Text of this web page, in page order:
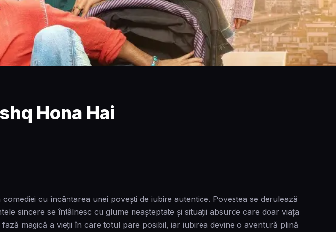
Hona Hai
cu încântarea unei povești de iubire autentice. Povestea se derulează
sincere se întâlnesc cu glume neașteptate și situații absurde care doar viața
magică a vieții în care totul pare posibil, iar iubirea devine o aventură plină